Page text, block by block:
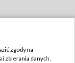
zgody na
zbierania danych,